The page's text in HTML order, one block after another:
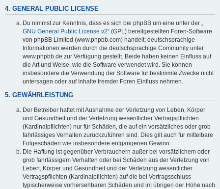
4. GENERAL PUBLIC LICENSE
Du nimmst zur Kenntnis, dass es sich bei phpBB um eine unter der „
GNU General Public License v2“ (GPL) bereitgestellten Foren-Software
von phpBB Limited (www.phpbb.com) handelt; deutschsprachige
Informationen werden durch die deutschsprachige Community unter
www.phpbb.de zur Verfügung gestellt. Beide haben keinen Einfluss auf
die Art und Weise, wie die Software verwendet wird. Sie können
insbesondere die Verwendung der Software für bestimmte Zwecke nicht
untersagen oder auf Inhalte fremder Foren Einfluss nehmen.
5. GEWÄHRLEISTUNG
Der Betreiber haftet mit Ausnahme der Verletzung von Leben, Körper
und Gesundheit und der Verletzung wesentlicher Vertragspflichten
(Kardinalpflichten) nur für Schäden, die auf ein vorsätzliches oder grob
fahrlässiges Verhalten zurückzuführen sind. Dies gilt auch für mittelbare
Folgeschäden wie insbesondere entgangenen Gewinn.
Die Haftung ist gegenüber Verbrauchern außer bei vorsätzlichem oder
grob fahrlässigem Verhalten oder bei Schäden aus der Verletzung von
Leben, Körper und Gesundheit und der Verletzung wesentlicher
Vertragspflichten (Kardinalpflichten) auf die bei Vertragsschluss
typischerweise vorhersehbaren Schäden und im übrigen der Höhe nach